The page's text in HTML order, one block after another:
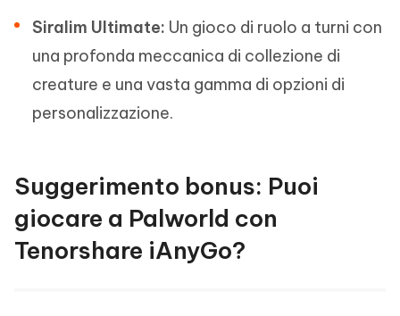
Siralim Ultimate: Un gioco di ruolo a turni con
una profonda meccanica di collezione di
creature e una vasta gamma di opzioni di
personalizzazione.
Suggerimento bonus: Puoi
giocare a Palworld con
Tenorshare iAnyGo?